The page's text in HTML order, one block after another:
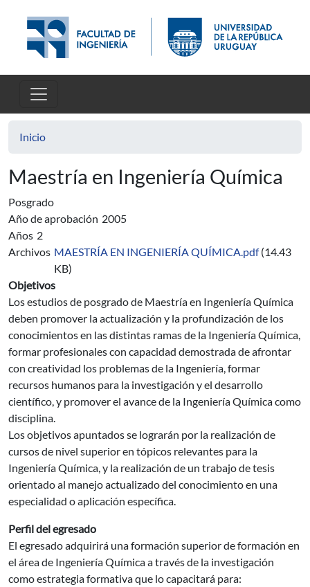
Inicio
Maestría en Ingeniería Química
Posgrado
Año de aprobación 2005
Años 2
Archivos MAESTRÍA EN INGENIERÍA QUÍMICA.pdf (14.43
KB)
Objetivos
Los estudios de posgrado de Maestría en Ingeniería Química
deben promover la actualización y la profundización de los
conocimientos en las distintas ramas de la Ingeniería Química,
formar profesionales con capacidad demostrada de afrontar
con creatividad los problemas de la Ingeniería, formar
recursos humanos para la investigación y el desarrollo
científico, y promover el avance de la Ingeniería Química como
disciplina.
Los objetivos apuntados se lograrán por la realización de
cursos de nivel superior en tópicos relevantes para la
Ingeniería Química, y la realización de un trabajo de tesis
orientado al manejo actualizado del conocimiento en una
especialidad o aplicación específica.
Perfil del egresado
El egresado adquirirá una formación superior de formación en
el área de Ingeniería Química a través de la investigación
como estrategia formativa que lo capacitará para: